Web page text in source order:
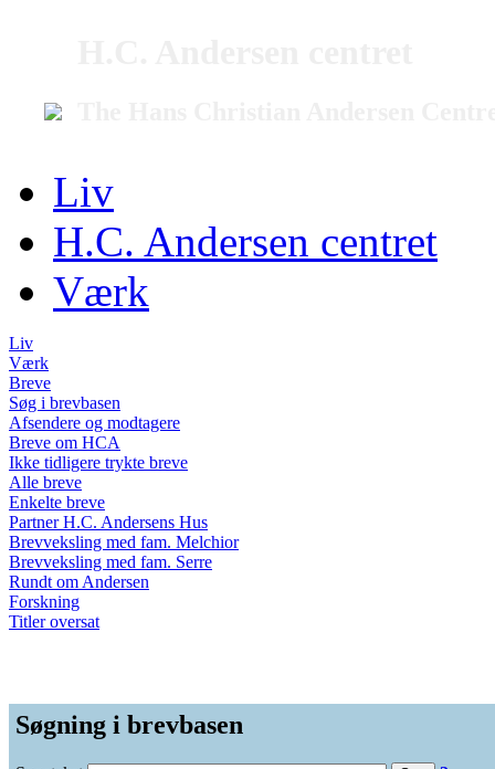
Liv
H.C. Andersen centret
Værk
Liv
Værk
Breve
Søg i brevbasen
Afsendere og modtagere
Breve om HCA
Ikke tidligere trykte breve
Alle breve
Enkelte breve
Partner H.C. Andersens Hus
Brevveksling med fam. Melchior
Brevveksling med fam. Serre
Rundt om Andersen
Forskning
Titler oversat
Søgning i brevbasen